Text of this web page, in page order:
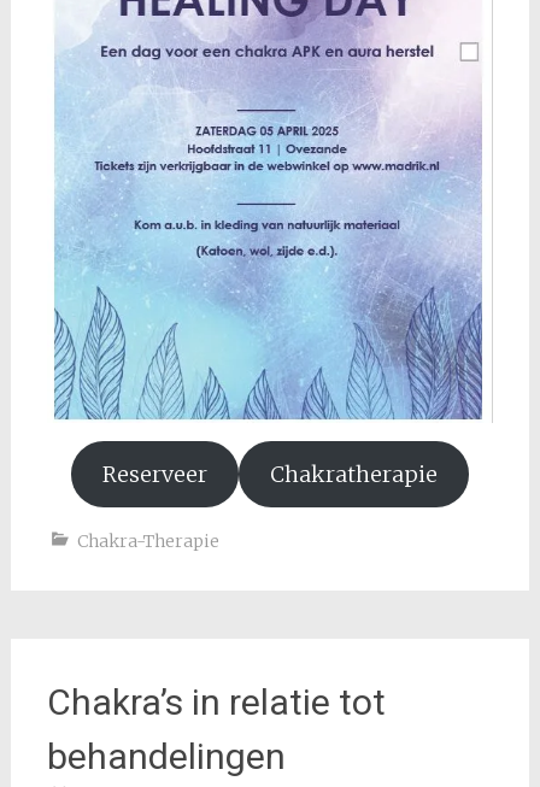
Reserveer Chakratherapie
Chakra-Therapie
Chakra’s in relatie tot
behandelingen